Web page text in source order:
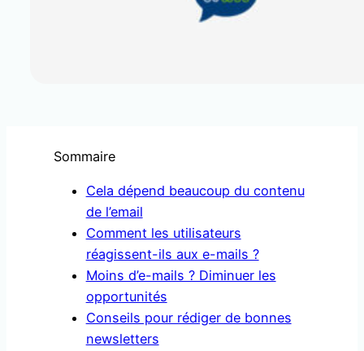
Sommaire
Cela dépend beaucoup du contenu
de l’email
Comment les utilisateurs
réagissent-ils aux e-mails ?
Moins d’e-mails ? Diminuer les
opportunités
Conseils pour rédiger de bonnes
newsletters